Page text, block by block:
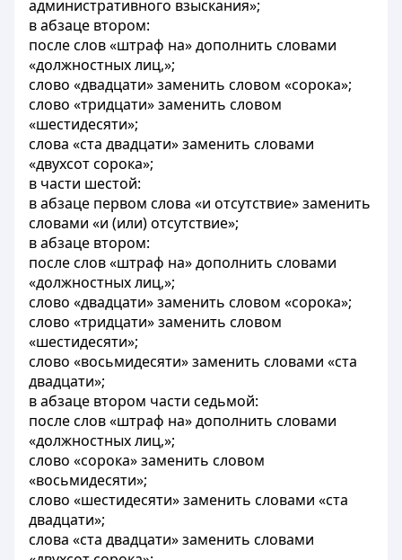
административного взыскания»;
в абзаце втором:
после слов «штраф на» дополнить словами
«должностных лиц,»;
слово «двадцати» заменить словом «сорока»;
слово «тридцати» заменить словом
«шестидесяти»;
слова «ста двадцати» заменить словами
«двухсот сорока»;
в части шестой:
в абзаце первом слова «и отсутствие» заменить
словами «и (или) отсутствие»;
в абзаце втором:
после слов «штраф на» дополнить словами
«должностных лиц,»;
слово «двадцати» заменить словом «сорока»;
слово «тридцати» заменить словом
«шестидесяти»;
слово «восьмидесяти» заменить словами «ста
двадцати»;
в абзаце втором части седьмой:
после слов «штраф на» дополнить словами
«должностных лиц,»;
слово «сорока» заменить словом
«восьмидесяти»;
слово «шестидесяти» заменить словами «ста
двадцати»;
слова «ста двадцати» заменить словами